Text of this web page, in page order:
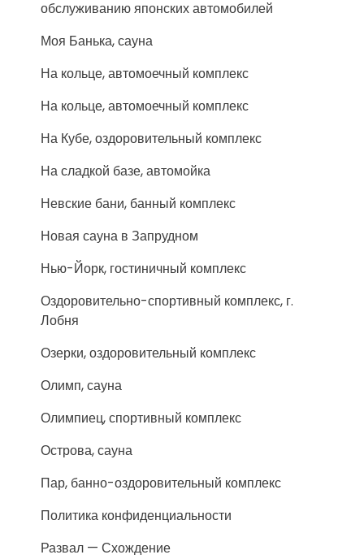
обслуживанию японских автомобилей
Моя Банька, сауна
На кольце, автомоечный комплекс
На кольце, автомоечный комплекс
На Кубе, оздоровительный комплекс
На сладкой базе, автомойка
Невские бани, банный комплекс
Новая сауна в Запрудном
Нью-Йорк, гостиничный комплекс
Оздоровительно-спортивный комплекс, г.
Лобня
Озерки, оздоровительный комплекс
Олимп, сауна
Олимпиец, спортивный комплекс
Острова, сауна
Пар, банно-оздоровительный комплекс
Политика конфиденциальности
Развал — Схождение